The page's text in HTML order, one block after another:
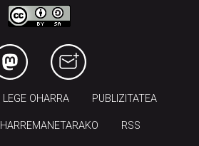
LEGE OHARRA PUBLIZITATEA
HARREMANETARAKO RSS